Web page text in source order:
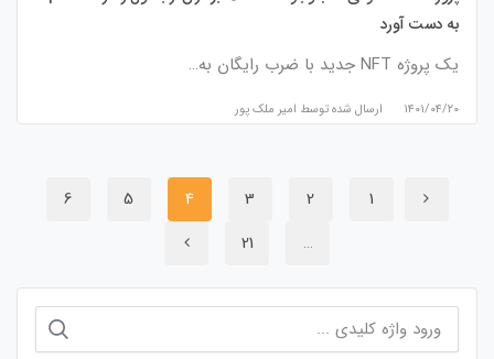
به دست آورد
یک پروژه NFT جدید با ضرب رایگان به…
۱۴۰۱/۰۴/۲۰ ارسال شده توسط امیر ملک پور
1
2
3
4
5
6
…
21
برای: